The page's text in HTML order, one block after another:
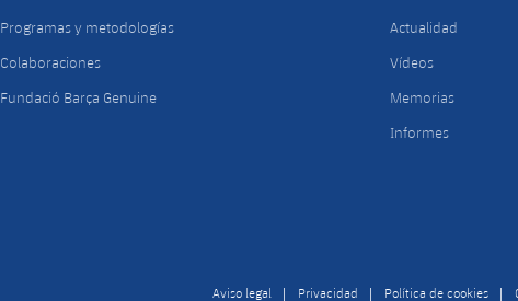
Programas y metodologías
Colaboraciones
Fundació Barça Genuine
Actualidad
Vídeos
Memorias
Informes
Aviso legal Privacidad Política de cookies